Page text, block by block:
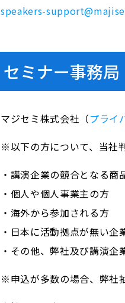
speakers-
セミナー事務局
マジセミ株式会社（プライ
※以下の方について、当社
・講演企業の競合となる
・個人や個人事業主の方
・海外から参加される方
・日本に活動拠点が無い企
・その他、弊社及び講演
※申込が多数の場合、弊社